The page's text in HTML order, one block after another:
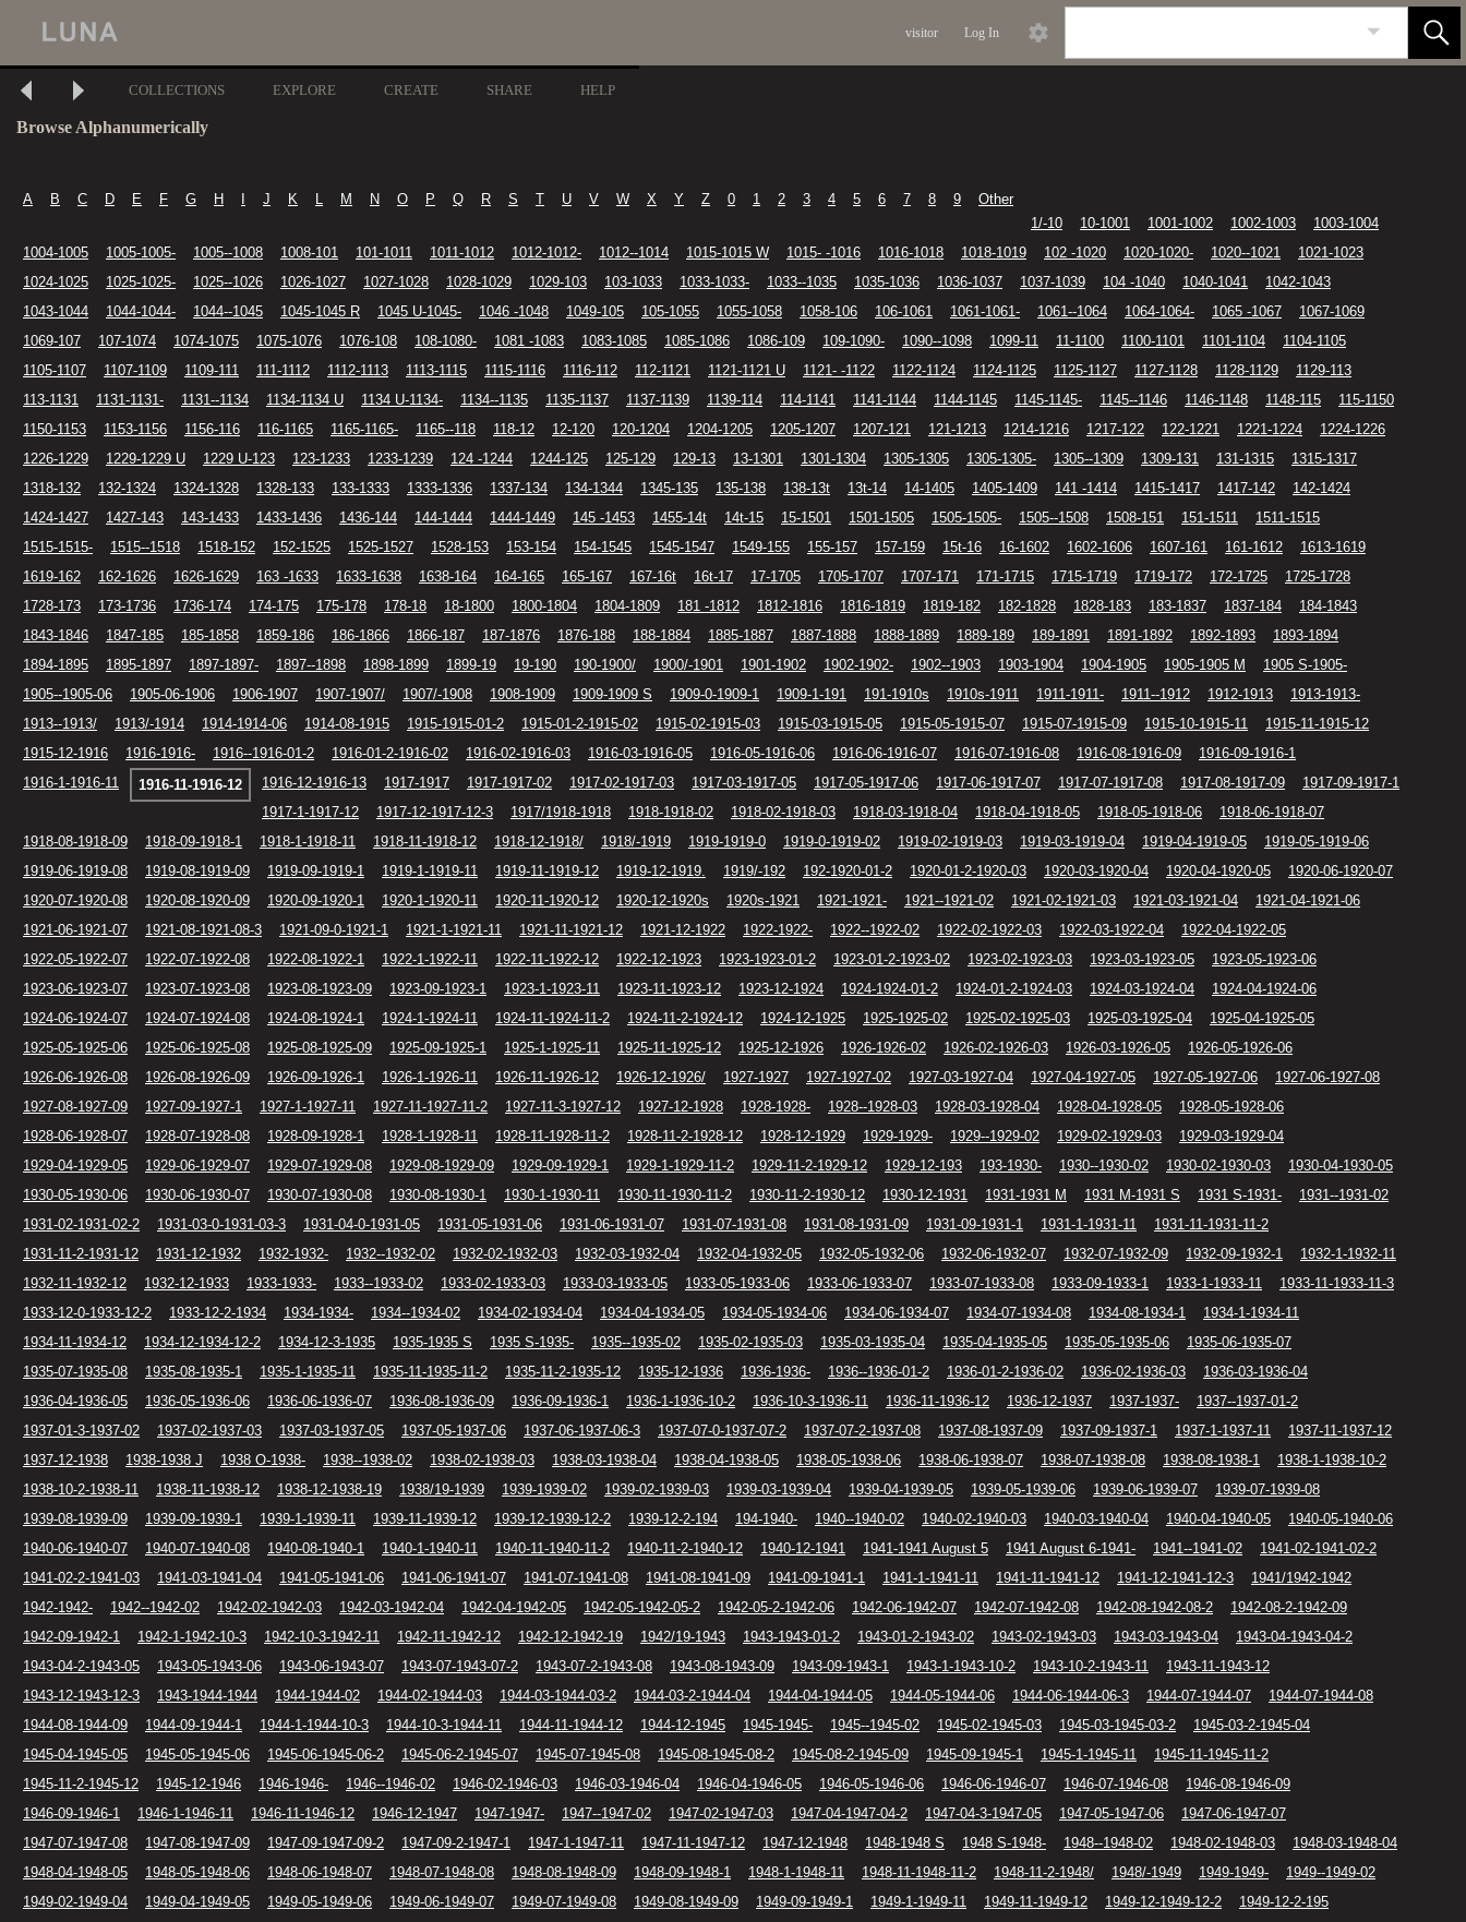
visitor Log In
COLLECTIONS EXPLORE CREATE SHARE HELP
Browse Alphanumerically
A B C D E F G H J K L M N O P Q R S T U V W X Y Z 0 1 2 3 4 5 6 7 8 9
Other
1/-10
10-1001 1001-1002 1002-1003
1003-1004
1004-1005
1005-1005- 1005--1008 1008-101 101-1011 1011-1012 1012-1012- 1012--1014 1015-1015 W 1015- -1016 1016-1018 1018-1019 102 -1020 1020-1020- 1020--1021
1021-1023
1024-1025
1025-1025- 1025--1026 1026-1027 1027-1028 1028-1029 1029-103 103-1033 1033-1033- 1033--1035 1035-1036 1036-1037 1037-1039 104 -1040 1040-1041
1042-1043
1043-1044
1044-1044- 1044--1045 1045-1045 R 1045 U-1045- 1046 -1048 1049-105 105-1055 1055-1058 1058-106 106-1061 1061-1061- 1061--1064 1064-1064- 1065 -1067
1067-1069
1069-107
107-1074 1074-1075 1075-1076 1076-108 108-1080- 1081 -1083 1083-1085 1085-1086 1086-109 109-1090- 1090--1098 1099-11 11-1100 1100-1101 1101-1104
1104-1105
1105-1107
1107-1109 1109-111 111-1112 1112-1113 1113-1115 1115-1116 1116-112 112-1121 1121-1121 U 1121- -1122 1122-1124 1124-1125 1125-1127 1127-1128 1128-1129
1129-113
113-1131
1131-1131- 1131--1134 1134-1134 U 1134 U-1134- 1134--1135 1135-1137 1137-1139 1139-114 114-1141 1141-1144 1144-1145 1145-1145- 1145--1146 1146-1148 1148-115
115-1150
1150-1153
1153-1156 1156-116 116-1165 1165-1165- 1165--118 118-12 12-120 120-1204 1204-1205 1205-1207 1207-121 121-1213 1214-1216 1217-122 122-1221 1221-1224
1224-1226
1226-1229
1229-1229 U 1229 U-123 123-1233 1233-1239 124 -1244 1244-125 125-129 129-13 13-1301 1301-1304 1305-1305 1305-1305- 1305--1309 1309-131 131-1315
1315-1317
1318-132
132-1324 1324-1328 1328-133 133-1333 1333-1336 1337-134 134-1344 1345-135 135-138 138-13t 13t-14 14-1405 1405-1409 141 -1414 1415-1417 1417-142
142-1424
1424-1427
1427-143 143-1433 1433-1436 1436-144 144-1444 1444-1449 145 -1453 1455-14t 14t-15 15-1501 1501-1505 1505-1505- 1505--1508 1508-151 151-1511
1511-1515
1515-1515-
1515--1518 1518-152 152-1525 1525-1527 1528-153 153-154 154-1545 1545-1547 1549-155 155-157 157-159 15t-16 16-1602 1602-1606 1607-161 161-1612
1613-1619
1619-162
162-1626 1626-1629 163 -1633 1633-1638 1638-164 164-165 165-167 167-16t 16t-17 17-1705 1705-1707 1707-171 171-1715 1715-1719 1719-172 172-1725
1725-1728
1728-173
173-1736 1736-174 174-175 175-178 178-18 18-1800 1800-1804 1804-1809 181 -1812 1812-1816 1816-1819 1819-182 182-1828 1828-183 183-1837 1837-184
184-1843
1843-1846
1847-185 185-1858 1859-186 186-1866 1866-187 187-1876 1876-188 188-1884 1885-1887 1887-1888 1888-1889 1889-189 189-1891 1891-1892 1892-1893
1893-1894
1894-1895
1895-1897 1897-1897- 1897--1898 1898-1899 1899-19 19-190 190-1900/ 1900/-1901 1901-1902 1902-1902- 1902--1903 1903-1904 1904-1905 1905-1905 M
1905 S-1905-
1905--1905-06
1905-06-1906 1906-1907 1907-1907/ 1907/-1908 1908-1909 1909-1909 S 1909-0-1909-1 1909-1-191 191-1910s 1910s-1911 1911-1911- 1911--1912 1912-1913
1913-1913-
1913--1913/
1913/-1914 1914-1914-06 1914-08-1915 1915-1915-01-2 1915-01-2-1915-02 1915-02-1915-03 1915-03-1915-05 1915-05-1915-07 1915-07-1915-09 1915-10-1915-11
1915-11-1915-12
1915-12-1916
1916-1916- 1916--1916-01-2 1916-01-2-1916-02 1916-02-1916-03 1916-03-1916-05 1916-05-1916-06 1916-06-1916-07 1916-07-1916-08 1916-08-1916-09
1916-09-1916-1
1916-1-1916-11
1916-11-1916-12 1916-12-1916-13 1917-1917 1917-1917-02 1917-02-1917-03 1917-03-1917-05 1917-05-1917-06 1917-06-1917-07 1917-07-1917-08 1917-08-1917-09
1917-09-1917-1
1917-1-1917-12
1917-12-1917-12-3 1917/1918-1918 1918-1918-02 1918-02-1918-03 1918-03-1918-04 1918-04-1918-05 1918-05-1918-06
1918-06-1918-07
1918-08-1918-09
1918-09-1918-1 1918-1-1918-11 1918-11-1918-12 1918-12-1918/ 1918/-1919 1919-1919-0 1919-0-1919-02 1919-02-1919-03 1919-03-1919-04 1919-04-1919-05
1919-05-1919-06
1919-06-1919-08
1919-08-1919-09 1919-09-1919-1 1919-1-1919-11 1919-11-1919-12 1919-12-1919. 1919/-192 192-1920-01-2 1920-01-2-1920-03 1920-03-1920-04 1920-04-1920-05
1920-06-1920-07
1920-07-1920-08
1920-08-1920-09 1920-09-1920-1 1920-1-1920-11 1920-11-1920-12 1920-12-1920s 1920s-1921 1921-1921- 1921--1921-02 1921-02-1921-03 1921-03-1921-04
1921-04-1921-06
1921-06-1921-07
1921-08-1921-08-3 1921-09-0-1921-1 1921-1-1921-11 1921-11-1921-12 1921-12-1922 1922-1922- 1922--1922-02 1922-02-1922-03 1922-03-1922-04
1922-04-1922-05
1922-05-1922-07
1922-07-1922-08 1922-08-1922-1 1922-1-1922-11 1922-11-1922-12 1922-12-1923 1923-1923-01-2 1923-01-2-1923-02 1923-02-1923-03 1923-03-1923-05
1923-05-1923-06
1923-06-1923-07
1923-07-1923-08 1923-08-1923-09 1923-09-1923-1 1923-1-1923-11 1923-11-1923-12 1923-12-1924 1924-1924-01-2 1924-01-2-1924-03 1924-03-1924-04
1924-04-1924-06
1924-06-1924-07
1924-07-1924-08 1924-08-1924-1 1924-1-1924-11 1924-11-1924-11-2 1924-11-2-1924-12 1924-12-1925 1925-1925-02 1925-02-1925-03 1925-03-1925-04
1925-04-1925-05
1925-05-1925-06
1925-06-1925-08 1925-08-1925-09 1925-09-1925-1 1925-1-1925-11 1925-11-1925-12 1925-12-1926 1926-1926-02 1926-02-1926-03 1926-03-1926-05
1926-05-1926-06
1926-06-1926-08
1926-08-1926-09 1926-09-1926-1 1926-1-1926-11 1926-11-1926-12 1926-12-1926/ 1927-1927 1927-1927-02 1927-03-1927-04 1927-04-1927-05 1927-05-1927-06
1927-06-1927-08
1927-08-1927-09
1927-09-1927-1 1927-1-1927-11 1927-11-1927-11-2 1927-11-3-1927-12 1927-12-1928 1928-1928- 1928--1928-03 1928-03-1928-04 1928-04-1928-05
1928-05-1928-06
1928-06-1928-07
1928-07-1928-08 1928-09-1928-1 1928-1-1928-11 1928-11-1928-11-2 1928-11-2-1928-12 1928-12-1929 1929-1929- 1929--1929-02 1929-02-1929-03
1929-03-1929-04
1929-04-1929-05
1929-06-1929-07 1929-07-1929-08 1929-08-1929-09 1929-09-1929-1 1929-1-1929-11-2 1929-11-2-1929-12 1929-12-193 193-1930- 1930--1930-02 1930-02-1930-03
1930-04-1930-05
1930-05-1930-06
1930-06-1930-07 1930-07-1930-08 1930-08-1930-1 1930-1-1930-11 1930-11-1930-11-2 1930-11-2-1930-12 1930-12-1931 1931-1931 M 1931 M-1931 S 1931 S-1931-
1931--1931-02
1931-02-1931-02-2
1931-03-0-1931-03-3 1931-04-0-1931-05 1931-05-1931-06 1931-06-1931-07 1931-07-1931-08 1931-08-1931-09 1931-09-1931-1 1931-1-1931-11
1931-11-1931-11-2
1931-11-2-1931-12
1931-12-1932 1932-1932- 1932--1932-02 1932-02-1932-03 1932-03-1932-04 1932-04-1932-05 1932-05-1932-06 1932-06-1932-07 1932-07-1932-09 1932-09-1932-1
1932-1-1932-11
1932-11-1932-12
1932-12-1933 1933-1933- 1933--1933-02 1933-02-1933-03 1933-03-1933-05 1933-05-1933-06 1933-06-1933-07 1933-07-1933-08 1933-09-1933-1 1933-1-1933-11
1933-11-1933-11-3
1933-12-0-1933-12-2
1933-12-2-1934 1934-1934- 1934--1934-02 1934-02-1934-04 1934-04-1934-05 1934-05-1934-06 1934-06-1934-07 1934-07-1934-08 1934-08-1934-1
1934-1-1934-11
1934-11-1934-12
1934-12-1934-12-2 1934-12-3-1935 1935-1935 S 1935 S-1935- 1935--1935-02 1935-02-1935-03 1935-03-1935-04 1935-04-1935-05 1935-05-1935-06
1935-06-1935-07
1935-07-1935-08
1935-08-1935-1 1935-1-1935-11 1935-11-1935-11-2 1935-11-2-1935-12 1935-12-1936 1936-1936- 1936--1936-01-2 1936-01-2-1936-02 1936-02-1936-03
1936-03-1936-04
1936-04-1936-05
1936-05-1936-06 1936-06-1936-07 1936-08-1936-09 1936-09-1936-1 1936-1-1936-10-2 1936-10-3-1936-11 1936-11-1936-12 1936-12-1937 1937-1937-
1937--1937-01-2
1937-01-3-1937-02
1937-02-1937-03 1937-03-1937-05 1937-05-1937-06 1937-06-1937-06-3 1937-07-0-1937-07-2 1937-07-2-1937-08 1937-08-1937-09 1937-09-1937-1 1937-1-1937-11
1937-11-1937-12
1937-12-1938
1938-1938 J 1938 O-1938- 1938--1938-02 1938-02-1938-03 1938-03-1938-04 1938-04-1938-05 1938-05-1938-06 1938-06-1938-07 1938-07-1938-08 1938-08-1938-1
1938-1-1938-10-2
1938-10-2-1938-11
1938-11-1938-12 1938-12-1938-19 1938/19-1939 1939-1939-02 1939-02-1939-03 1939-03-1939-04 1939-04-1939-05 1939-05-1939-06 1939-06-1939-07
1939-07-1939-08
1939-08-1939-09
1939-09-1939-1 1939-1-1939-11 1939-11-1939-12 1939-12-1939-12-2 1939-12-2-194 194-1940- 1940--1940-02 1940-02-1940-03 1940-03-1940-04 1940-04-1940-05
1940-05-1940-06
1940-06-1940-07
1940-07-1940-08 1940-08-1940-1 1940-1-1940-11 1940-11-1940-11-2 1940-11-2-1940-12 1940-12-1941 1941-1941 August 5 1941 August 6-1941- 1941--1941-02
1941-02-1941-02-2
1941-02-2-1941-03
1941-03-1941-04 1941-05-1941-06 1941-06-1941-07 1941-07-1941-08 1941-08-1941-09 1941-09-1941-1 1941-1-1941-11 1941-11-1941-12 1941-12-1941-12-3
1941/1942-1942
1942-1942-
1942--1942-02 1942-02-1942-03 1942-03-1942-04 1942-04-1942-05 1942-05-1942-05-2 1942-05-2-1942-06 1942-06-1942-07 1942-07-1942-08 1942-08-1942-08-2
1942-08-2-1942-09
1942-09-1942-1
1942-1-1942-10-3 1942-10-3-1942-11 1942-11-1942-12 1942-12-1942-19 1942/19-1943 1943-1943-01-2 1943-01-2-1943-02 1943-02-1943-03 1943-03-1943-04
1943-04-1943-04-2
1943-04-2-1943-05
1943-05-1943-06 1943-06-1943-07 1943-07-1943-07-2 1943-07-2-1943-08 1943-08-1943-09 1943-09-1943-1 1943-1-1943-10-2 1943-10-2-1943-11
1943-11-1943-12
1943-12-1943-12-3
1943-1944-1944 1944-1944-02 1944-02-1944-03 1944-03-1944-03-2 1944-03-2-1944-04 1944-04-1944-05 1944-05-1944-06 1944-06-1944-06-3 1944-07-1944-07
1944-07-1944-08
1944-08-1944-09
1944-09-1944-1 1944-1-1944-10-3 1944-10-3-1944-11 1944-11-1944-12 1944-12-1945 1945-1945- 1945--1945-02 1945-02-1945-03 1945-03-1945-03-2
1945-03-2-1945-04
1945-04-1945-05
1945-05-1945-06 1945-06-1945-06-2 1945-06-2-1945-07 1945-07-1945-08 1945-08-1945-08-2 1945-08-2-1945-09 1945-09-1945-1 1945-1-1945-11
1945-11-1945-11-2
1945-11-2-1945-12
1945-12-1946 1946-1946- 1946--1946-02 1946-02-1946-03 1946-03-1946-04 1946-04-1946-05 1946-05-1946-06 1946-06-1946-07 1946-07-1946-08
1946-08-1946-09
1946-09-1946-1
1946-1-1946-11 1946-11-1946-12 1946-12-1947 1947-1947- 1947--1947-02 1947-02-1947-03 1947-04-1947-04-2 1947-04-3-1947-05 1947-05-1947-06
1947-06-1947-07
1947-07-1947-08
1947-08-1947-09 1947-09-1947-09-2 1947-09-2-1947-1 1947-1-1947-11 1947-11-1947-12 1947-12-1948 1948-1948 S 1948 S-1948- 1948--1948-02 1948-02-1948-03
1948-03-1948-04
1948-04-1948-05
1948-05-1948-06 1948-06-1948-07 1948-07-1948-08 1948-08-1948-09 1948-09-1948-1 1948-1-1948-11 1948-11-1948-11-2 1948-11-2-1948/ 1948/-1949 1949-1949-
1949--1949-02
1949-02-1949-04
1949-04-1949-05 1949-05-1949-06 1949-06-1949-07 1949-07-1949-08 1949-08-1949-09 1949-09-1949-1 1949-1-1949-11 1949-11-1949-12 1949-12-1949-12-2
1949-12-2-195